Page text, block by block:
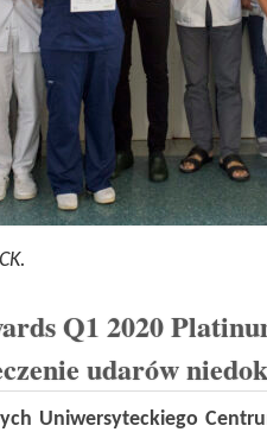
Q1 2020
udarów
Uniwersyteckiego